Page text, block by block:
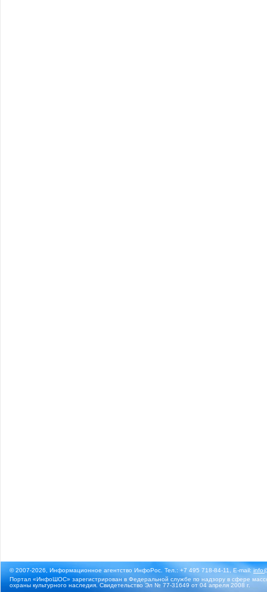
© 2007-2026, Информационное агентство ИнфоРос. Тел.: +7 495 718-84-11, E-mail:
Портал «ИнфоШОС» зарегистрирован в Федеральной службе по надзору в сфере
охраны культурного наследия. Свидетельство Эл № 77-31649 от 04 апреля 2008 г.